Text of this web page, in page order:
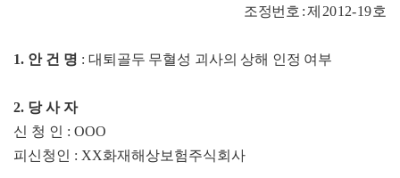
조정번호 :제 2012-19호
1. 안 건 명 : 대퇴골두 무혈성 괴사의 상해 인정 여부
2. 당 사 자
신 청 인 : OOO
피신청인 : XX화재해상보험주식회사